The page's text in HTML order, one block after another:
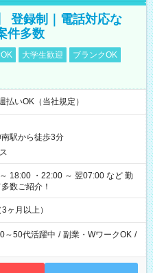
登録制｜電話対応な
件多数
大学生歓迎
ブランクOK
いOK（当社規定）
南駅から徒歩3分
18:00 ・22:00 ～ 翌07:00 など 勤
数ご紹介！
ヶ月以上）
～50代活躍中 / 副業・WワークOK /